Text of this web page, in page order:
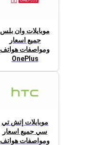
موبايلات وان بلس
جميع اسعار
ومواصفات هواتف
OnePlus
موبايلات إتش تي
سي جميع اسعار
ومواصفات هواتف